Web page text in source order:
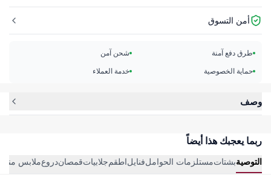
أمن التسوق
طرق دفع آمنة
شحن آمن
حماية الخصوصية
خدمة العملاء
وصف
ربما يعجبك هذا أيضاً
التوصيةبشتاتمستلزمات الحواملفنايلاطقمجلابياتقمصاندروعملابس